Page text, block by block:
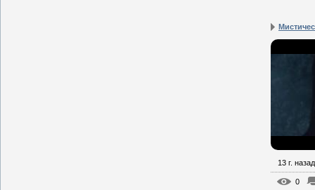
13 г. назад
0